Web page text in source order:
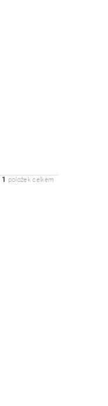
1 položek celkem